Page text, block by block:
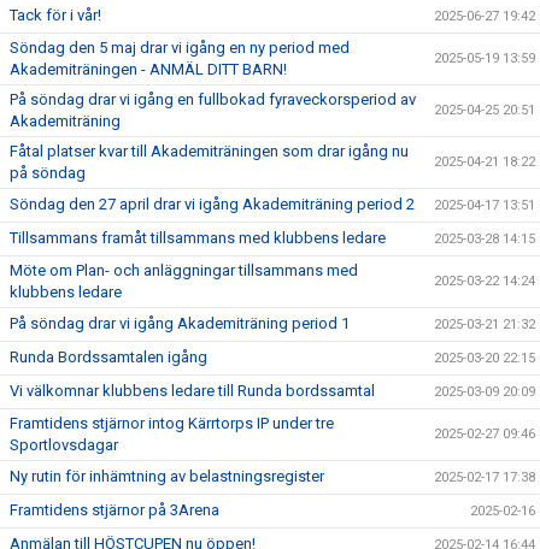
Tack för i vår! 2025-06-27 19:42
Söndag den 5 maj drar vi igång en ny period med
Akademiträningen - ANMÄL DITT BARN!
2025-05-19 13:59
På söndag drar vi igång en fullbokad fyraveckorsperiod av
Akademiträning
2025-04-25 20:51
Fåtal platser kvar till Akademiträningen som drar igång nu
på söndag
2025-04-21 18:22
Söndag den 27 april drar vi igång Akademiträning period 2 2025-04-17 13:51
Tillsammans framåt tillsammans med klubbens ledare 2025-03-28 14:15
Möte om Plan- och anläggningar tillsammans med
klubbens ledare
2025-03-22 14:24
På söndag drar vi igång Akademiträning period 1 2025-03-21 21:32
Runda Bordssamtalen igång 2025-03-20 22:15
Vi välkomnar klubbens ledare till Runda bordssamtal 2025-03-09 20:09
Framtidens stjärnor intog Kärrtorps IP under tre
Sportlovsdagar
2025-02-27 09:46
Ny rutin för inhämtning av belastningsregister 2025-02-17 17:38
Framtidens stjärnor på 3Arena 2025-02-16
Anmälan till HÖSTCUPEN nu öppen! 2025-02-14 16:44